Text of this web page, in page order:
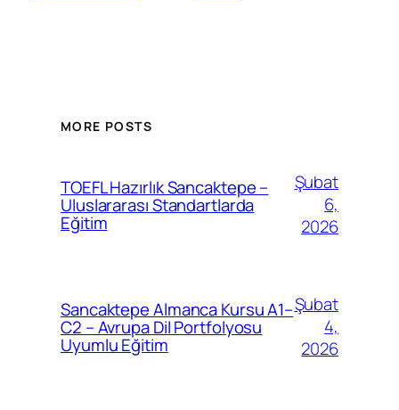
MORE POSTS
TOEFL Hazırlık Sancaktepe –
Uluslararası Standartlarda
Eğitim
Şubat
6,
2026
Sancaktepe Almanca Kursu A1–
C2 – Avrupa Dil Portfolyosu
Uyumlu Eğitim
Şubat
4,
2026